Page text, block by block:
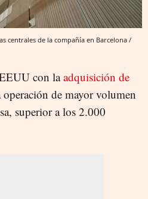
centrales de la compañía en Barcelona /
con laadquisición de
de mayor volumen
superior a los 2.000